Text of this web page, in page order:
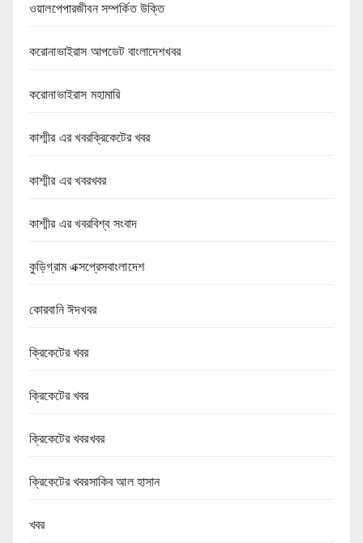
ওয়ালপেপারজীবন সম্পর্কিত উক্তি
করোনাভাইরাস আপডেট বাংলাদেশখবর
করোনাভাইরাস মহামারি
কাশ্মীর এর খবরক্রিকেটের খবর
কাশ্মীর এর খবরখবর
কাশ্মীর এর খবরবিশ্ব সংবাদ
কুড়িগ্রাম এক্সপ্রেসবাংলাদেশ
কোরবানি ঈদখবর
ক্রিকেটের খবর
ক্রিকেটের খবর
ক্রিকেটের খবরখবর
ক্রিকেটের খবরসাকিব আল হাসান
খবর